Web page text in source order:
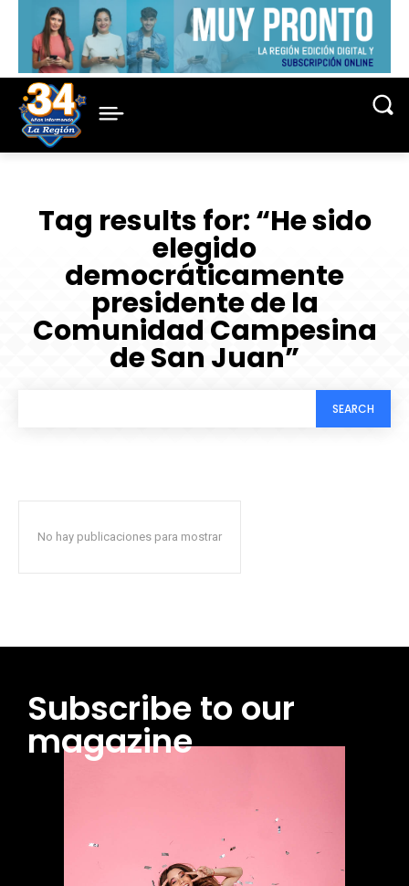
Tag results for:“He sido
elegido
democráticamente
presidente de la
Comunidad Campesina
de San Juan”
SEARCH
No hay publicaciones para mostrar
Subscribe to our
magazine